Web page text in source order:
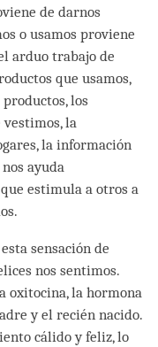
de darnos
o usamos proviene
arduo trabajo de
que usamos,
los
vestimos, la
la información
ayuda
estimula a otros a
sensación de
nos sentimos.
oxitocina, la hormona
y el recién nacido.
cálido y feliz, lo